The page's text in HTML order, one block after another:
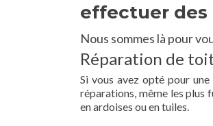
effectuer des
Nous sommes là pour
Réparation de
Si vous avez opté pour
réparations, même les plus
en ardoises ou en tuiles.